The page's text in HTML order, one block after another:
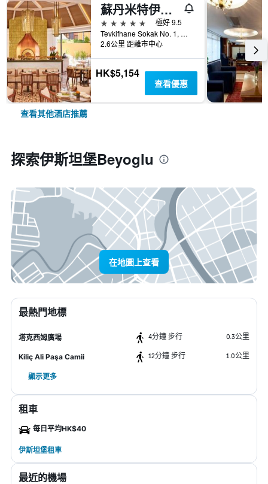
蘇丹米特伊斯坦布爾四季酒店
5星級
極好 9.5
Tevkifhane Sokak No. 1, 伊斯坦堡, 土耳其
2.6公里 距離市中心
HK$5,154
查看優惠
查看其他酒店推薦
探索伊斯坦堡Beyoglu
在地圖上查看
最熱門地標
塔克西姆廣場 4分鐘 步行 0.3公里
Kiliç Ali Paşa Camii 12分鐘 步行 1.0公里
顯示更多
租車
每日平均HK$40
伊斯坦堡租車
最近的機場